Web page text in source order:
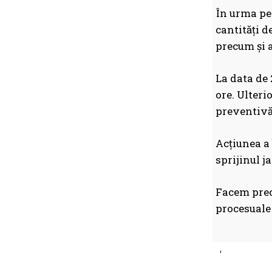
În urma
cantități
precum și
La data
ore.
Acțiunea
sprijinul
Facem